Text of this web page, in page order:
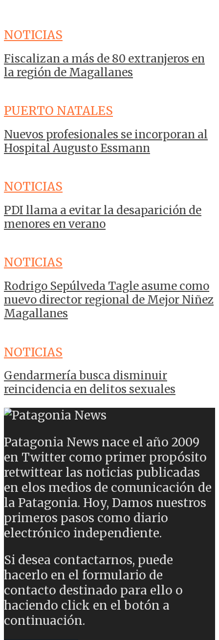
NOTICIAS
Fiscalizan a más de 80 extranjeros en
la región de Magallanes
PUERTO NATALES
Nuevos profesionales se incorporan al
Hospital Augusto Essmann
NOTICIAS
PDI llama a evitar la desaparición de
menores en verano
NOTICIAS
Rodrigo Sepúlveda Tagle asume como
nuevo director regional de Mejor Niñez
Magallanes
NOTICIAS
Gendarmería busca disminuir
reincidencia en delitos sexuales
Patagonia News nace el año 2009
en Twitter como primer propósito
retwittear las noticias publicadas
en elos medios de comunicación de
la Patagonia. Hoy, Damos nuestros
primeros pasos como diario
electrónico independiente.
Si desea contactarnos, puede
hacerlo en el formulario de
contacto destinado para ello o
haciendo click en el botón a
continuación.